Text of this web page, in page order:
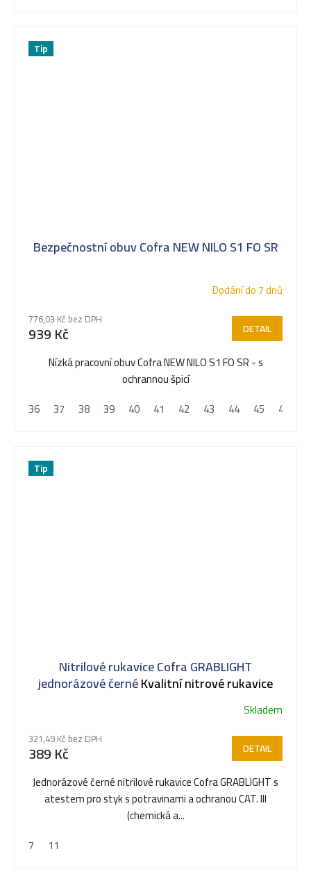
Tip
Bezpečnostní obuv Cofra NEW NILO S1 FO SR
hodnocení
produktu
je
hvězdiček.
Dodání do 7 dnů
776,03 Kč bez DPH
939 Kč DETAIL
Nízká pracovní obuv Cofra NEW NILO S1 FO SR - s
ochrannou špicí
36
37 38 39 40 41 42 43 44 45 46
Tip
Nitrilové rukavice Cofra GRABLIGHT
jednorázové černéKvalitní nitrové rukavice
Skladem
321,49 Kč bez DPH
389 Kč DETAIL
Jednorázové černé nitrilové rukavice Cofra GRABLIGHT s
atestem pro styk s potravinami a ochranou CAT. III
(chemická a...
7
11